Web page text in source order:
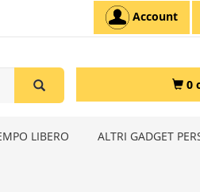
Account
0
LIBERO ALTRI GADGET